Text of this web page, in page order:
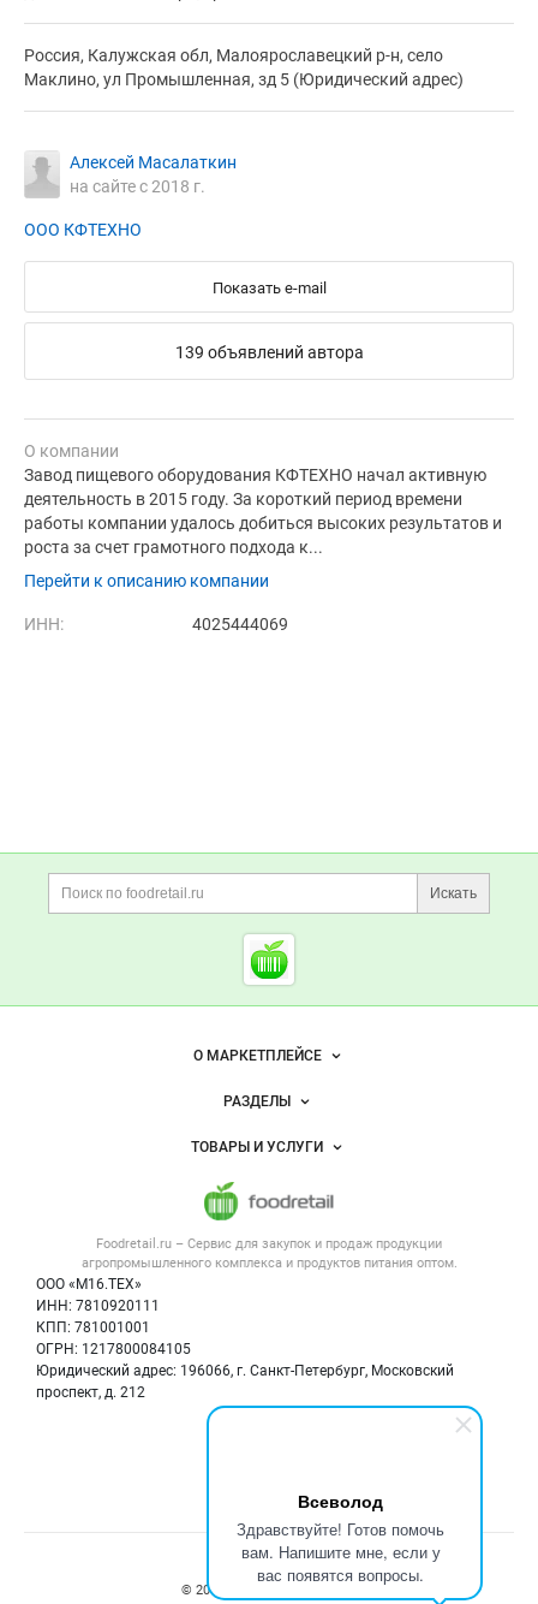
Всеволод
Здравствуйте! Готов помочь
вам. Напишите мне, если у
вас появятся вопросы.
Россия, Калужская обл, Малоярославецкий р-н, село
Маклино, ул Промышленная, зд 5 (Юридический адрес)
Алексей Масалаткин
на сайте с 2018 г.
ООО КФТЕХНО
Показать e-mail
139 объявлений автора
О компании
Завод пищевого оборудования КФТЕХНО начал активную
деятельность в 2015 году. За короткий период времени
работы компании удалось добиться высоких результатов и
роста за счет грамотного подхода к...
Перейти к описанию компании
ИНН: 4025444069
Дополнительная информация
Поиск по сайту и
Искать
Cсылки на полезные
Foodretail.ru
— продукты
Важные разделы и контакты
Foodretail.ru – Сервис для закупок и продаж продукции
агропромышленного комплекса и продуктов питания оптом.
ООО «М16.ТЕХ»
ИНН: 7810920111
КПП: 781001001
ОГРН: 1217800084105
Юридический адрес: 196066, г. Санкт-Петербург, Московский
проспект, д. 212
Навигация по сайтуО МАРКЕТПЛЕЙСЕ
Новости Foodretail.ru
Размещение рекламы
Публичная оферта
Контактная информация
Политика обработки персональных данных
РАЗДЕЛЫ
Объявления
Новости рынка
Вакансии
ТОВАРЫ И УСЛУГИ
Напитки, соки, вода
Оборудование для пищепрома
Информация о компаниях
Карта объявлений
Счетчики, авторское право, логотипы
© 2008‑2026 ООО “М16.Тех”.